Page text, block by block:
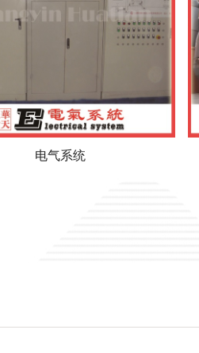
电气系统